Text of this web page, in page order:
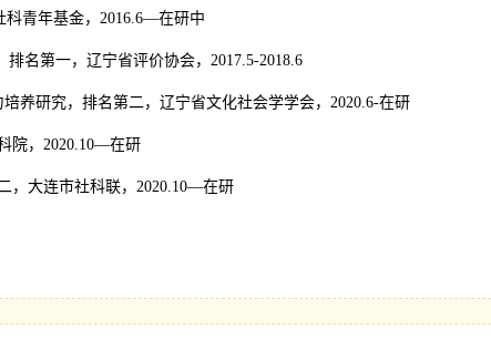
科青年基金，2016.6—在研中
名第一，辽宁省评价协会，2017.5-2018.6
养研究，排名第二，辽宁省文化社会学学会，2020.6-在研
院，2020.10—在研
，大连市社科联，2020.10—在研